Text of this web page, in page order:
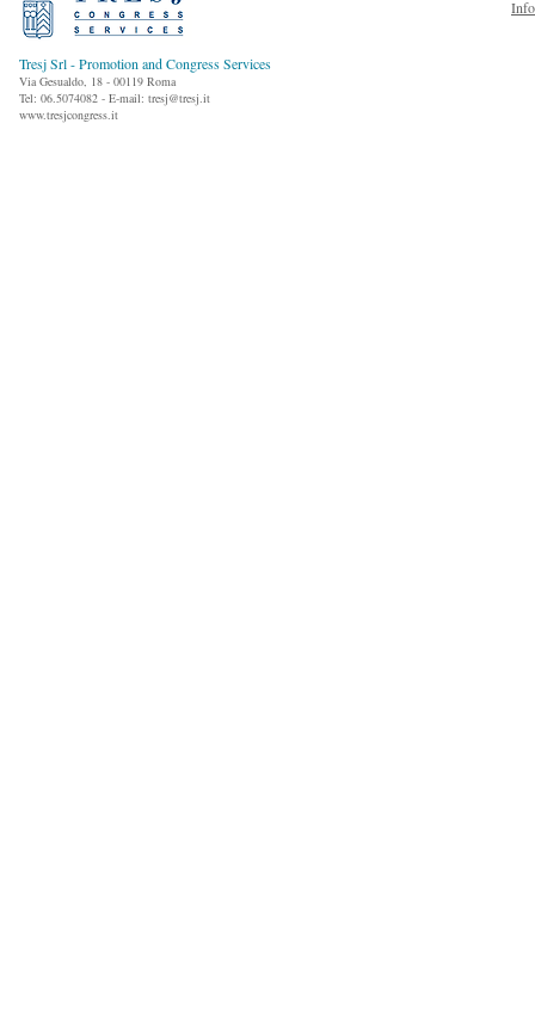
Tresj Srl - Promotion and Congress Services
Via Gesualdo, 18 - 00119 Roma
Tel: 06.5074082 - E-mail: tresj@tresj.it
www.tresjcongress.it